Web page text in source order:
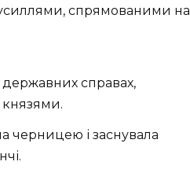
спрямованими на
державних справах,
черницею і заснувала